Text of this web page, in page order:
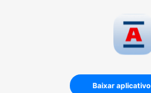
Baixar